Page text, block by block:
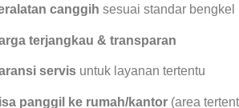
canggih sesuai standar bengkel
terjangkau & transparan
servis untuk layanan tertentu
panggil ke rumah/kantor (area